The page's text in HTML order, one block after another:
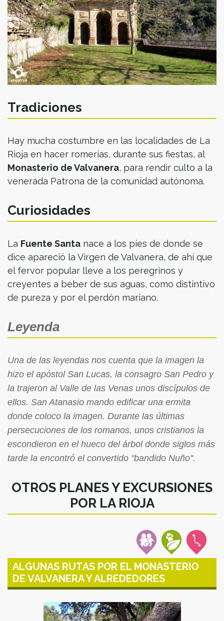
Tradiciones
Hay mucha costumbre en las localidades de La
Rioja en hacer romerías, durante sus fiestas, al
Monasterio de Valvanera, para rendir culto a la
venerada Patrona de la comunidad autónoma.
Curiosidades
La Fuente Santa nace a los pies de donde se
dice apareció la Virgen de Valvanera, de ahí que
el fervor popular lleve a los peregrinos y
creyentes a beber de sus aguas, como distintivo
de pureza y por el perdón mariano.
Leyenda
Una de las leyendas nos cuenta que la imagen la
hizo el apóstol San Lucas, la consagro San Pedro y
la trajeron al Valle de las Venas unos discípulos de
ellos. San Atanasio mando edificar una ermita
donde coloco la imagen. Durante las últimas
persecuciones de los romanos, unos cristianos la
escondieron en el hueco del árbol donde siglos más
tarde la encontró el convertido "bandido Nuño".
OTROS PLANES Y EXCURSIONES
POR LA RIOJA
ALGUNAS RUTAS POR EL MONASTERIO
DE VALVANERA Y ALREDEDORES